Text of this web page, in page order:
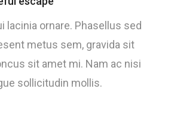
lacinia ornare. Phasellus sed
metus sem, gravida sit
sit amet mi. Nam ac nisi
sollicitudin mollis.